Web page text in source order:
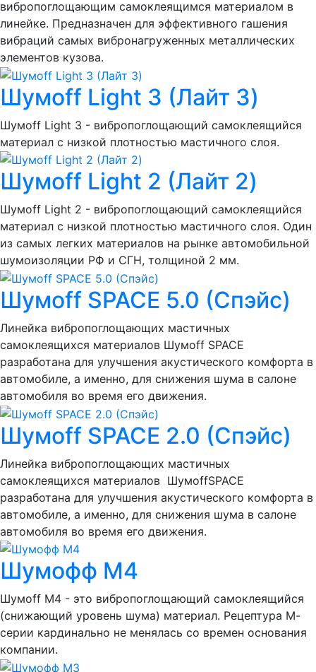
вибропоглощающим самоклеящимся материалом в
линейке. Предназначен для эффективного гашения
вибраций самых вибронагруженных металлических
элементов кузова.
Шумоff Light 3 (Лайт 3)
Шумоff Light 3 - вибропоглощающий самоклеящийся
материал с низкой плотностью мастичного слоя.
Шумоff Light 2 (Лайт 2)
Шумоff Light 2 - вибропоглощающий самоклеящийся
материал с низкой плотностью мастичного слоя. Один
из самых легких материалов на рынке автомобильной
шумоизоляции РФ и СГН, толщиной 2 мм.
Шумoff SPACE 5.0 (Спэйс)
Линейка вибропоглощающих мастичных
самоклеящихся материалов Шумоff SPACE
разработана для улучшения акустического комфорта в
автомобиле, а именно, для снижения шума в салоне
автомобиля во время его движения.
Шумoff SPACE 2.0 (Спэйс)
Линейка вибропоглощающих мастичных
самоклеящихся материалов ШумоffSPACE
разработана для улучшения акустического комфорта в
автомобиле, а именно, для снижения шума в салоне
автомобиля во время его движения.
Шумофф М4
Шумоff M4 - это вибропоглощающий самоклеящийся
(снижающий уровень шума) материал. Рецептура М-
серии кардинально не менялась со времен основания
компании.